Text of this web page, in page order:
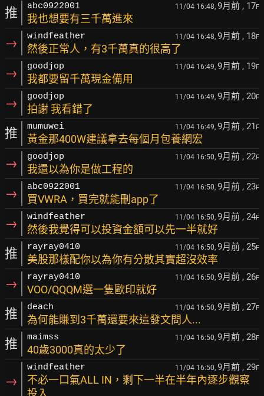
推 abc0922001 11/04 16:48, 9月前 , 17F
我也想要有三千萬進來
→ windfeather 11/04 16:48, 9月前 , 18F
然後正常人，有3千萬真的很高了
→ goodjop 11/04 16:49, 9月前 , 19F
我都要留千萬現金備用
→ goodjop 11/04 16:49, 9月前 , 20F
拍謝 我看錯了
推 mumuwei 11/04 16:49, 9月前 , 21 F
黃金那400W建議拿去每個月包養網宏
→ goodjop 11/04 16:50, 9月前 , 22F
我還以為你是做工程的
→ abc0922001 11/04 16:50, 9月前 , 23F
買VWRA，買完就能刪app了
→ windfeather 11/04 16:50, 9月前 , 24F
然後我覺得可以投資金額可以先一半就好
推 rayray0410 11/04 16:50, 9月前 , 25F
美股那樣配你以為你有分散其實超沒效率
→ rayray0410 11/04 16:50, 9月前 , 26F
VOO/QQQM選一隻歐印就好
推 deach 11/04 16:50, 9月前 , 27F
為何能賺到3千萬還要來這發文問人...
推 maimss 11/04 16:50, 9月前 , 28F
40歲3000真的太少了
→
windfeather 11/04 16:50, 9月前 , 29F
不必一口氣ALL IN，剩下一半在半年內逐步觀察
投入